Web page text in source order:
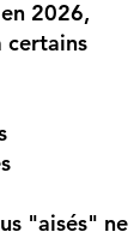
2026,
certains
"aisés" ne